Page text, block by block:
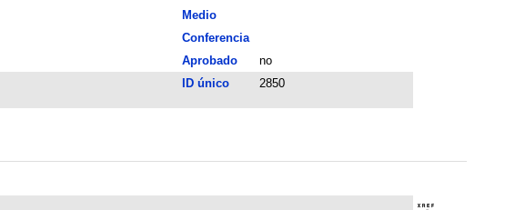
Medio
Conferencia
Aprobado
no
ID único 2850